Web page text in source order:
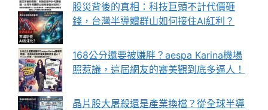
股災背後的真相：科技巨頭不計代價砸
錢，台灣半導體群山如何接住AI紅利？
168公分還要被嫌胖？aespa Karina機場
照惹議，這屆網友的審美觀到底多逼人！
晶片股大屠殺還是產業換檔？從全球半導